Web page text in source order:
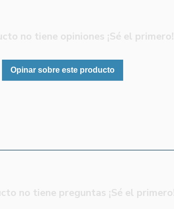
no tiene opiniones ¡Sé el primero!
Opinar sobre este producto
no tiene preguntas ¡Sé el